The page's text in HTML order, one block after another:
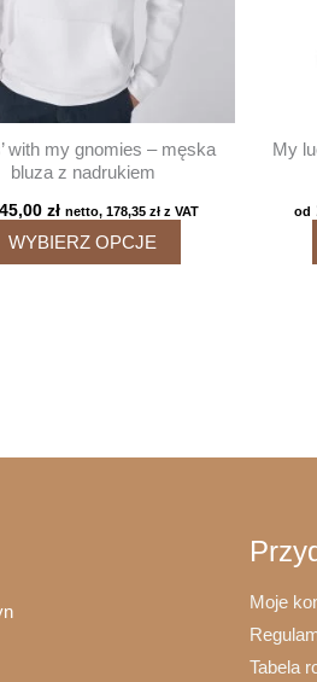
with my gnomies – męska
bluza z nadrukiem
zł netto, 178,35 złz VAT
WYBIERZ OPCJE
My
od
Moje
Tabela